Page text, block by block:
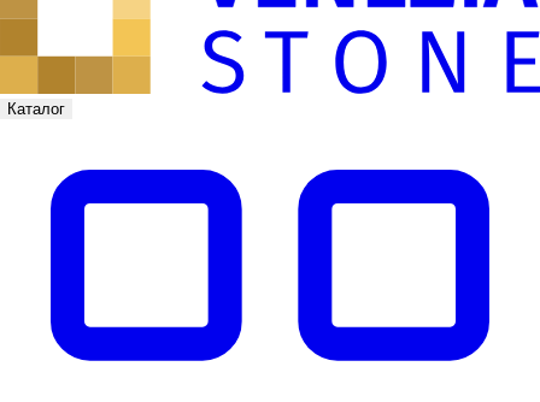
Каталог